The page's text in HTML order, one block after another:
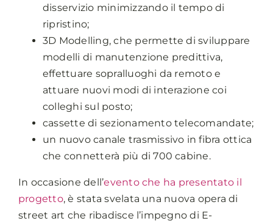
disservizio minimizzando il tempo di
ripristino;
3D Modelling, che permette di sviluppare
modelli di manutenzione predittiva,
effettuare sopralluoghi da remoto e
attuare nuovi modi di interazione coi
colleghi sul posto;
cassette di sezionamento telecomandate;
un nuovo canale trasmissivo in fibra ottica
che connetterà più di 700 cabine.
In occasione dell’evento che ha presentato il
progetto, è stata svelata una nuova opera di
street art che ribadisce l’impegno di E-